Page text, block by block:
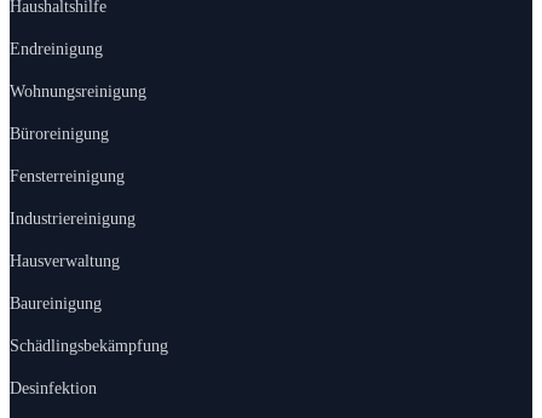
Haushaltshilfe
Endreinigung
Wohnungsreinigung
Büroreinigung
Fensterreinigung
Industriereinigung
Hausverwaltung
Baureinigung
Schädlingsbekämpfung
Desinfektion